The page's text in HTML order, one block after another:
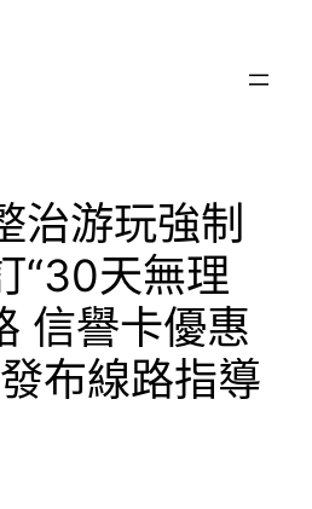
治游玩強制
“30天無理
信譽卡優惠
布線路指導